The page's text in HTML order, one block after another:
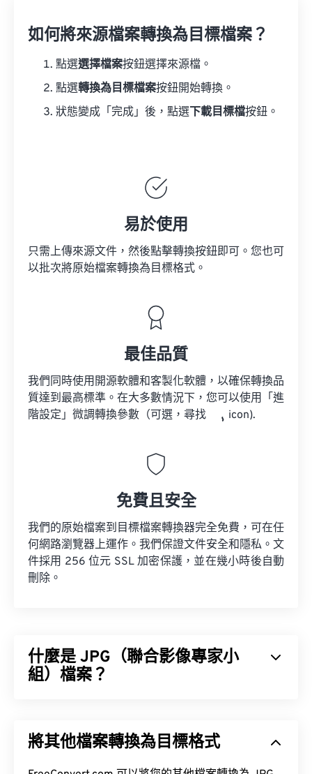
如何將來源檔案轉換為目標檔案？
點選選擇檔案按鈕選擇來源檔。
點選轉換為目標檔案按鈕開始轉換。
狀態變成「完成」後，點選 下載目標檔按鈕。
易於使用
只需上傳來源文件，然後點擊轉換按鈕即可。您也可
以批次將原始檔案轉換為目標格式。
最佳品質
我們同時使用開源軟體和客製化軟體，以確保轉換品
質達到最高標準。在大多數情況下，您可以使用「進
階設定」微調轉換參數（可選，尋找
icon).
免費且安全
我們的原始檔案到目標檔案轉換器完全免費，可在任
何網路瀏覽器上運作。我們保證文件安全和隱私。文
件採用 256 位元 SSL 加密保護，並在幾小時後自動
刪除。
什麼是 JPG（聯合影像專家小
組）檔案？
廣泛使用，是因為它具有極高的壓縮率。因此，JPG
將其他檔案轉換為目標格式